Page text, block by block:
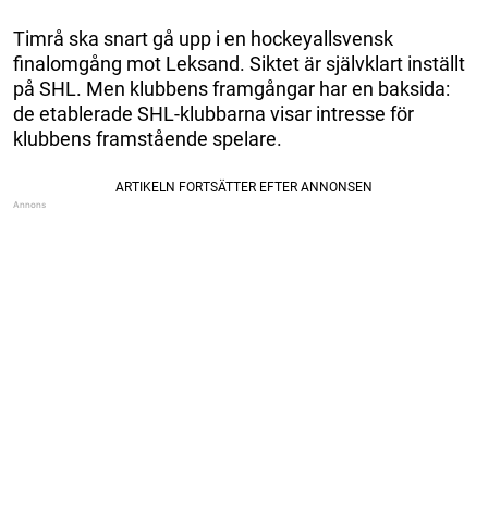
Timrå ska snart gå upp i en hockeyallsvensk
finalomgång mot Leksand. Siktet är självklart inställt
på SHL. Men klubbens framgångar har en baksida:
de etablerade SHL-klubbarna visar intresse för
klubbens framstående spelare.